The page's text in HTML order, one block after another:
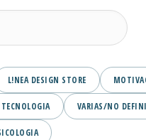
L!NEA DESIGN STORE
VARIAS/NO